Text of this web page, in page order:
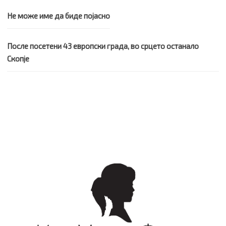
Не може име да биде појасно
После посетени 43 европски града, во срцето останало
Скопје